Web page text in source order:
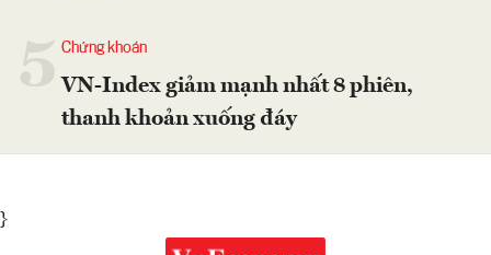
Chứng khoán
VN-Index giảm mạnh nhất 8 phiên,
thanh khoản xuống đáy
}